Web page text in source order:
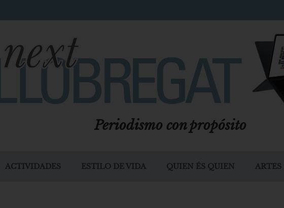
Periodismo con propósito
ACTIVIDADES ESTILO DE VIDA QUIEN ÉS QUIEN ARTES